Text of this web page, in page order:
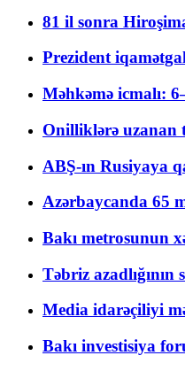
81 il sonra
Prezident
Məhkəmə icmalı:
Onilliklərə uzanan
ABŞ-ın Rusiyaya
Azərbaycanda 65
Bakı metrosunun
Təbriz
Media idarəçiliyi
Bakı investisiya